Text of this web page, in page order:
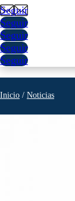
Seguir
Seguir
Seguir
Seguir
Seguir
Inicio / Noticias